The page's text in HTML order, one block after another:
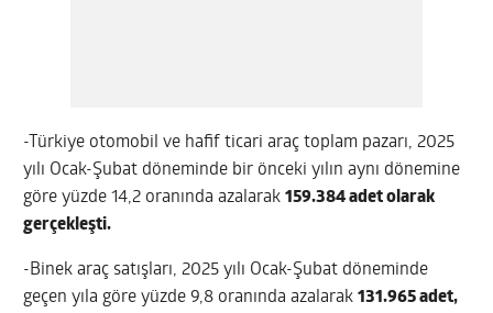
-Türkiye otomobil ve hafif ticari araç toplam pazarı, 2025
yılı Ocak-Şubat döneminde bir önceki yılın aynı dönemine
göre yüzde 14,2 oranında azalarak159.384 adet olarak
gerçekleşti.
-Binek araç satışları, 2025 yılı Ocak-Şubat döneminde
geçen yıla göre yüzde 9,8 oranında azalarak131.965 adet,